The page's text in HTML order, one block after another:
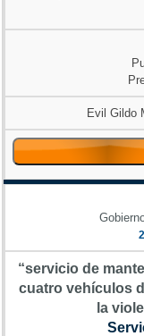
Evil Gildo
“servicio de
cuatro vehículos
la